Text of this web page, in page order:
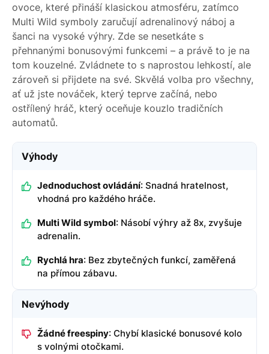
ovoce, které přináší klasickou atmosféru, zatímco
Multi Wild symboly zaručují adrenalinový náboj a
šanci na vysoké výhry. Zde se nesetkáte s
přehnanými bonusovými funkcemi – a právě to je na
tom kouzelné. Zvládnete to s naprostou lehkostí, ale
zároveň si přijdete na své. Skvělá volba pro všechny,
ať už jste nováček, který teprve začíná, nebo
ostřílený hráč, který oceňuje kouzlo tradičních
automatů.
Výhody
Jednoduchost ovládání: Snadná hratelnost,
vhodná pro každého hráče.
Multi Wild symbol: Násobí výhry až 8x, zvyšuje
adrenalin.
Rychlá hra: Bez zbytečných funkcí, zaměřená
na přímou zábavu.
Nevýhody
Žádné freespiny: Chybí klasické bonusové kolo
s volnými otočkami.